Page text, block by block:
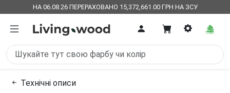
НА 06.08.26 ПЕРЕРАХОВАНО 15,372,661.00 ГРН НА ЗСУ
Технічні описи